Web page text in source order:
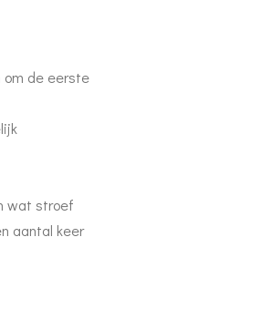
om de eerste
wat stroef
aantal keer